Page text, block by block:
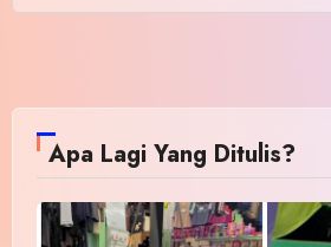
Apa Lagi Yang Ditulis?